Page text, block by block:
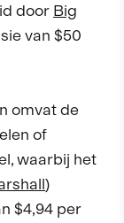
door Big
van $50
omvat de
of
waarbij het
)
$4,94 per